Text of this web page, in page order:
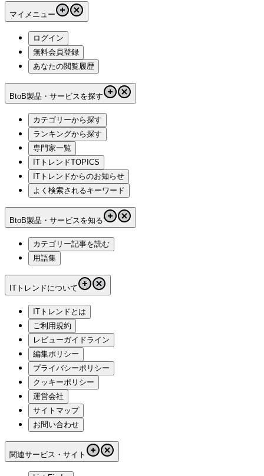
マイメニュー
ログイン
無料会員登録
あなたの閲覧履歴
BtoB製品・サービスを探す
カテゴリーから探す
ランキングから探す
専門家一覧
ITトレンドTOPICS
ITトレンドからのお知らせ
よく検索されるキーワード
BtoB製品・サービスを知る
カテゴリー記事を読む
用語集
ITトレンドについて
ITトレンドとは
ご利用規約
レビューガイドライン
編集ポリシー
プライバシーポリシー
クッキーポリシー
運営会社
サイトマップ
お問い合わせ
関連サービス・サイト